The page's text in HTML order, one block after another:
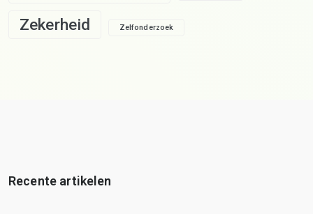
Zekerheid Zelfonderzoek
Recente artikelen